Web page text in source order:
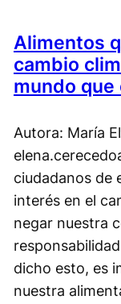
Alimentos
cambio
mundo
Autora: María
ciudadanos de
interés en el
negar nuestra
dicho esto, es
nuestra